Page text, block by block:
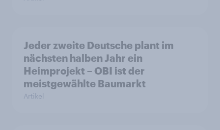
Jeder zweite Deutsche plant im
nächsten halben Jahr ein
Heimprojekt – OBI ist der
meistgewählte Baumarkt
Artikel